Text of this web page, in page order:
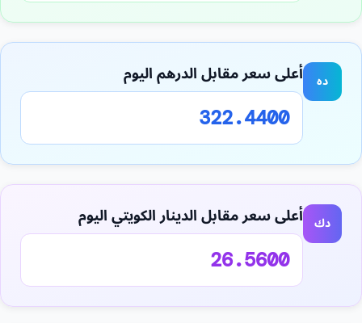
ده أعلى سعر مقابل الدرهم اليوم
322.4400
دك أعلى سعر مقابل الدينار الكويتي اليوم
26.5600